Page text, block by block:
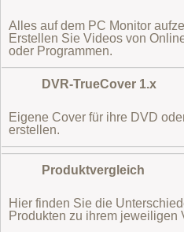
Alles auf dem PC Monitor
Erstellen Sie Videos von
oder Programmen.
DVR-TrueCover 1.x
Eigene Cover für ihre DVD
erstellen.
Produktvergleich
Hier finden Sie die
Produkten zu ihrem jeweiligen